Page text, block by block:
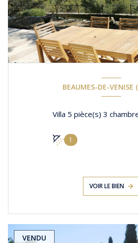
BEAUMES-DE-VENISE
1
VOIR LE BIEN
VENDU